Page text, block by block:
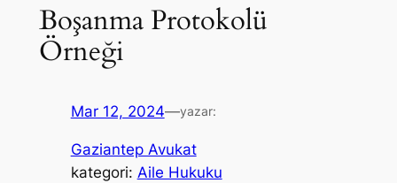
Boşanma Protokolü
Örneği
Mar 12, 2024—yazar:
Gaziantep Avukat
kategori: Aile Hukuku